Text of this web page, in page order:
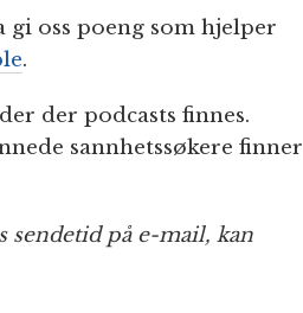
gi oss poeng som hjelper
.
der podcasts finnes.
sannhetssøkere finner
sendetid på e-mail, kan